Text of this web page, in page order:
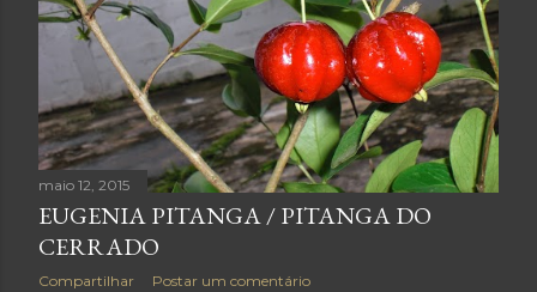
maio 12, 2015
EUGENIA PITANGA / PITANGA DO
CERRADO
Compartilhar Postar um comentário